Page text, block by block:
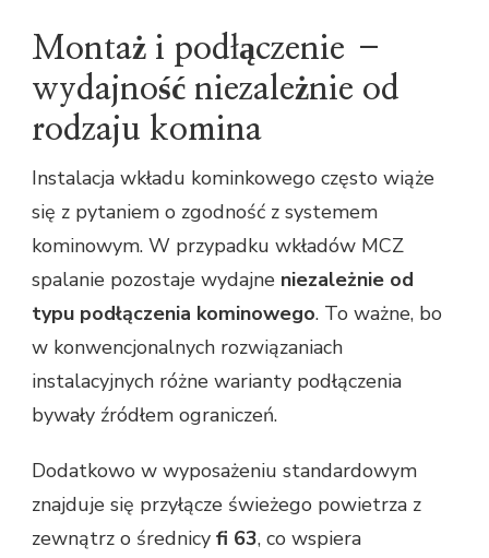
Montaż i podłączenie –
wydajność niezależnie od
rodzaju komina
Instalacja wkładu kominkowego często wiąże
się z pytaniem o zgodność z systemem
kominowym. W przypadku wkładów MCZ
spalanie pozostaje wydajne niezależnie od
typu podłączenia kominowego. To ważne, bo
w konwencjonalnych rozwiązaniach
instalacyjnych różne warianty podłączenia
bywały źródłem ograniczeń.
Dodatkowo w wyposażeniu standardowym
znajduje się przyłącze świeżego powietrza z
zewnątrz o średnicy fi 63, co wspiera